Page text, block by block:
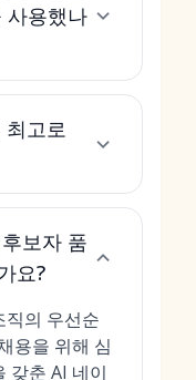
사용했나
최고로
보자 품
요?
직의 우선순
용을 위해 심
갖춘 AI 네이